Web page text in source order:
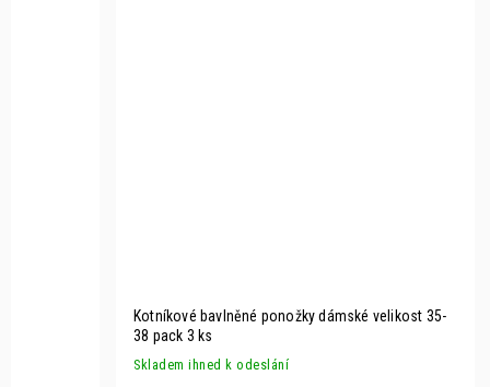
Kotníkové bavlněné ponožky dámské velikost 35-
38 pack 3 ks
Skladem ihned k odeslání